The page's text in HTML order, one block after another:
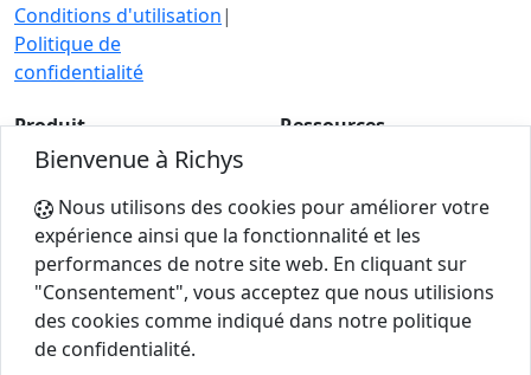
Conditions d'utilisation|
Politique de
confidentialité
Produit
Analyse de cas
Pour les experts
Ressources
Calculatrices
Entreprise
A propos de
Contacts
Bienvenue à Richys
Nous utilisons des cookies pour améliorer votre
expérience ainsi que la fonctionnalité et les
performances de notre site web. En cliquant sur
"Consentement", vous acceptez que nous utilisions
des cookies comme indiqué dans notre politique
de confidentialité.